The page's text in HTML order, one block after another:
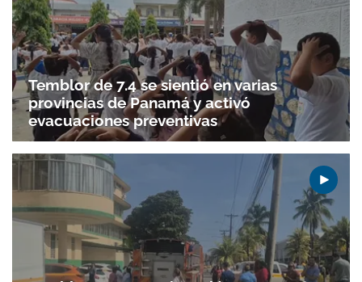
Temblor de 7.4 se sientió en varias
provincias de Panamá y activó
evacuaciones preventivas